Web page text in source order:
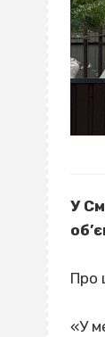
У
Про
«У